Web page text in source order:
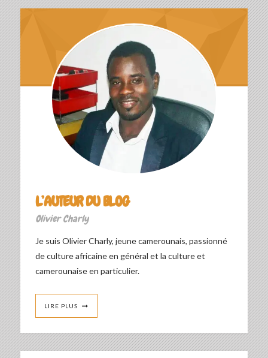
L’AUTEUR DU BLOG
Olivier Charly
Je suis Olivier Charly, jeune camerounais, passionné
de culture africaine en général et la culture et
camerounaise en particulier.
LIRE PLUS